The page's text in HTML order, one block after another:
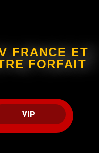
FRANCE ET
FORFAIT
VIP